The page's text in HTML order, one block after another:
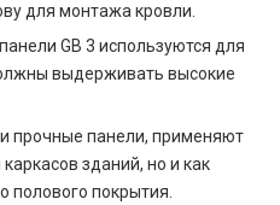
для монтажа кровли.
GB 3 используются для
выдерживать высокие
прочные панели, применяют
зданий, но и как
полового покрытия.